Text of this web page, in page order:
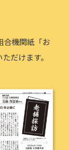
合機関紙「お
だけます。